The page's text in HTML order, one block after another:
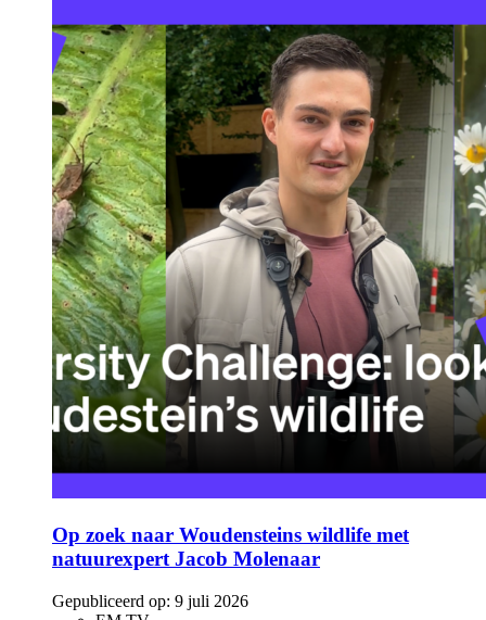
Op zoek naar Woudensteins wildlife met
natuurexpert Jacob Molenaar
Gepubliceerd op: 9 juli 2026